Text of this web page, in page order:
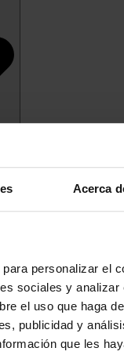
Acerca
personalizar el
sociales y analizar
el uso que haga
publicidad y
que les